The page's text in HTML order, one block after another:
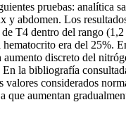
pruebas: analítica
y abdomen. Los
T4 dentro del rango
era del 25%.
aumento discreto del
la bibliografía
valores considerados
que aumentan